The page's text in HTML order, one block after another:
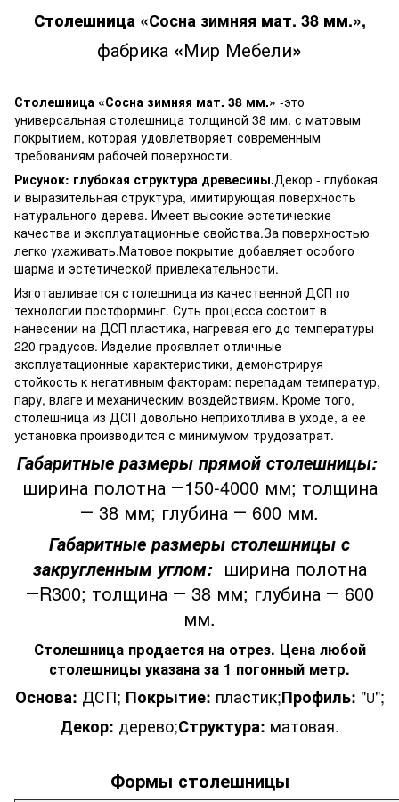
Столешница «Сосна зимняя мат. 38 мм.»,
фабрика «Мир Мебели»
Столешница «Сосна зимняя мат. 38 мм.» -это
универсальная столешница толщиной 38 мм. с матовым
покрытием, которая удовлетворяет современным
требованиям рабочей поверхности.
Рисунок: глубокая структура древесины.Декор - глубокая
и выразительная структура, имитирующая поверхность
натурального дерева. Имеет высокие эстетические
качества и эксплуатационные свойства.За поверхностью
легко ухаживать.Матовое покрытие добавляет особого
шарма и эстетической привлекательности.
Изготавливается столешница из качественной ДСП по
технологии постформинг. Суть процесса состоит в
нанесении на ДСП пластика, нагревая его до температуры
220 градусов. Изделие проявляет отличные
эксплуатационные характеристики, демонстрируя
стойкость к негативным факторам: перепадам температур,
пару, влаге и механическим воздействиям. Кроме того,
столешница из ДСП довольно неприхотлива в уходе, а её
установка производится с минимумом трудозатрат.
Габаритные размеры прямой столешницы:
ширина полотна ―150-4000 мм; толщина
― 38 мм; глубина ― 600 мм.
Габаритные размеры столешницы с
закругленным углом: ширина полотна
―R300; толщина ― 38 мм; глубина ― 600
мм.
Столешница продается на отрез. Цена любой
столешницы указана за 1 погонный метр.
Основа: ДСП; Покрытие: пластик;Профиль: "U";
Декор: дерево;Структура: матовая.
Формы столешницы